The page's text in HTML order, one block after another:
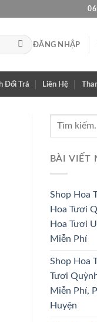
ĐĂNG NHẬP
Đổi Trả Liên Hệ
HOA CÔ
BÀI VIẾT
Shop Hoa
Hoa Tươi
Hoa Tươi
Miễn Phí
Shop Hoa
Tươi
Miễn Phí,
Huyện